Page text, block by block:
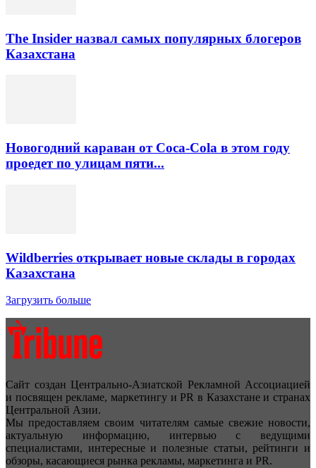
The Insider назвал самых популярных блогеров
Казахстана
Новогодний караван от Coca-Cola в этом году
проедет по улицам пяти...
Wildberries открывает новые склады в городах
Казахстана
Загрузить больше
Сайт создан Центрально-Азиатской Рекламной Ассоциацией
и посвящен рекламе, маркетингу и PR в Казахстане и странах
Центральной Азии.
Мы предоставляем своим читателям самые свежие новости,
актуальную информацию, интервью с ведущими
специалистами, интересные и полезные статьи, рейтинги и
обзоры, касающиеся рынка рекламы, маркетинга и PR.